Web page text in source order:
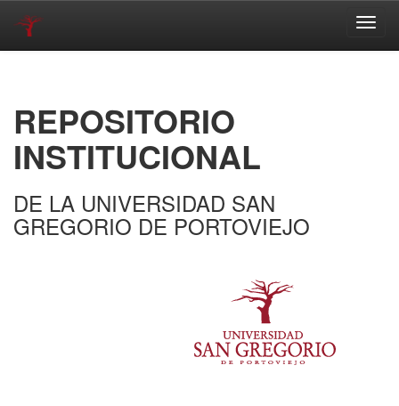
REPOSITORIO
INSTITUCIONAL
DE LA UNIVERSIDAD SAN
GREGORIO DE PORTOVIEJO